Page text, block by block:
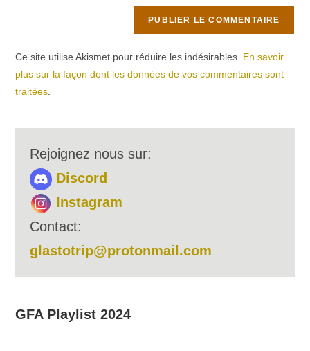
Ce site utilise Akismet pour réduire les indésirables. En savoir
plus sur la façon dont les données de vos commentaires sont
traitées
Rejoignez nous sur:
Discord
Instagram
Contact:
glastotrip@protonmail.com
GFA Playlist 2024